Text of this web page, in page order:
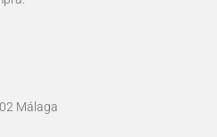
Málaga